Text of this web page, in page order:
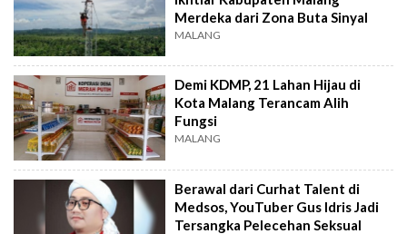
Merdeka dari Zona Buta Sinyal
MALANG
Demi KDMP, 21 Lahan Hijau di
Kota Malang Terancam Alih
Fungsi
MALANG
Berawal dari Curhat Talent di
Medsos, YouTuber Gus Idris Jadi
Tersangka Pelecehan Seksual